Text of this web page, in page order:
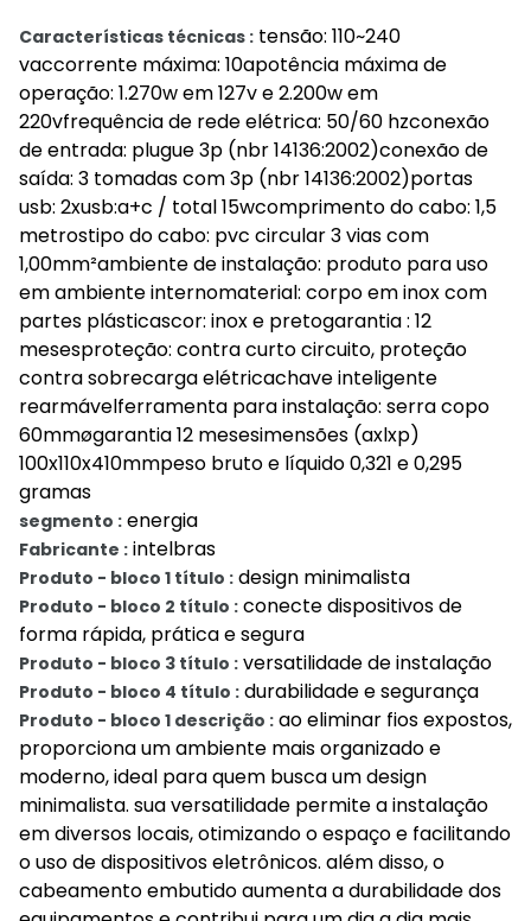
Características técnicas : tensão: 110~240
vaccorrente máxima: 10apotência máxima de
operação: 1.270w em 127v e 2.200w em
220vfrequência de rede elétrica: 50/60 hzconexão
de entrada: plugue 3p (nbr 14136:2002)conexão de
saída: 3 tomadas com 3p (nbr 14136:2002)portas
usb: 2xusb:a+c / total 15wcomprimento do cabo: 1,5
metrostipo do cabo: pvc circular 3 vias com
1,00mm²ambiente de instalação: produto para uso
em ambiente internomaterial: corpo em inox com
partes plásticascor: inox e pretogarantia : 12
mesesproteção: contra curto circuito, proteção
contra sobrecarga elétricachave inteligente
rearmávelferramenta para instalação: serra copo
60mmøgarantia 12 mesesimensões (axlxp)
100x110x410mmpeso bruto e líquido 0,321 e 0,295
gramas
segmento : energia
Fabricante : intelbras
Produto - bloco 1 título : design minimalista
Produto - bloco 2 título : conecte dispositivos de
forma rápida, prática e segura
Produto - bloco 3 título : versatilidade de instalação
Produto - bloco 4 título : durabilidade e segurança
Produto - bloco 1 descrição : ao eliminar fios expostos,
proporciona um ambiente mais organizado e
moderno, ideal para quem busca um design
minimalista. sua versatilidade permite a instalação
em diversos locais, otimizando o espaço e facilitando
o uso de dispositivos eletrônicos. além disso, o
cabeamento embutido aumenta a durabilidade dos